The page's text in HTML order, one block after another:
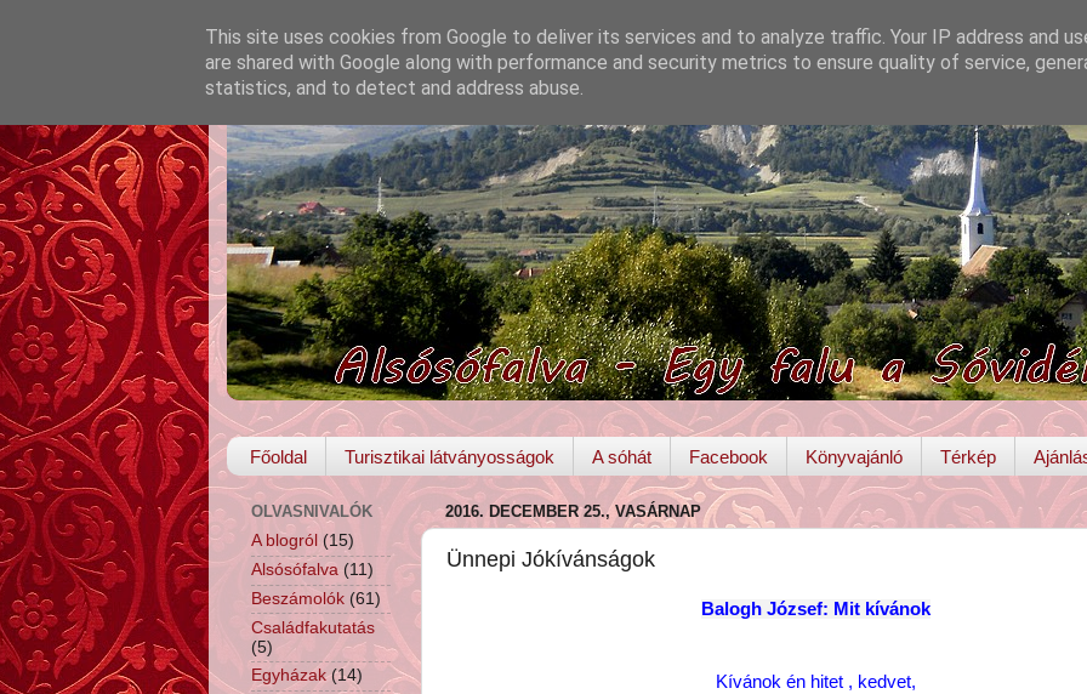
Főoldal Turisztikai látványosságok A sóhát Facebook Könyvajánló Térkép
2016. DECEMBER 25., VASÁRNAP
Ünnepi Jókívánságok
Balogh József: Mit kívánok
Kívánok én hitet , kedvet,
OLVASNIVALÓK
A blogról (15)
Alsósófalva (11)
Beszámolók (61)
Családfakutatás
(5)
Egyházak (14)
This site uses cookies from Google to deliver its services and to analyze traffic. Your IP address and
are shared with Google along with performance and security metrics to ensure quality of service,
statistics, and to detect and address abuse.